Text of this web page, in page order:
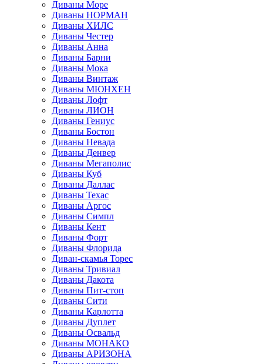
Диваны Море
Диваны НОРМАН
Диваны ХИЛС
Диваны Честер
Диваны Анна
Диваны Барни
Диваны Мока
Диваны Винтаж
Диваны МЮНХЕН
Диваны Лофт
Диваны ЛИОН
Диваны Гениус
Диваны Бостон
Диваны Невада
Диваны Денвер
Диваны Мегаполис
Диваны Куб
Диваны Даллас
Диваны Техас
Диваны Аргос
Диваны Симпл
Диваны Кент
Диваны Форт
Диваны Флорида
Диван-скамья Торес
Диваны Тривиал
Диваны Дакота
Диваны Пит-стоп
Диваны Сити
Диваны Карлотта
Диваны Дуплет
Диваны Освальд
Диваны МОНАКО
Диваны АРИЗОНА